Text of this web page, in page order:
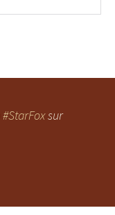
#StarFoxsur